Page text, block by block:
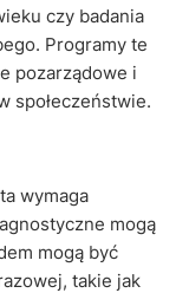
czy badania
Programy te
pozarządowe i
społeczeństwie.
wymaga
mogą
mogą być
takie jak